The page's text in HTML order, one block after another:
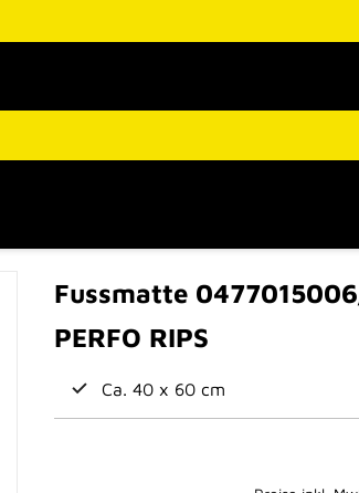
Fussmatte
PERFO RIPS
Ca. 40 x 60 cm